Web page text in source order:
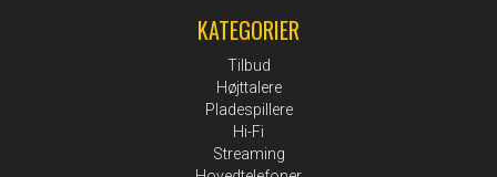
KATEGORIER
Tilbud
Højttalere
Pladespillere
Hi-Fi
Streaming